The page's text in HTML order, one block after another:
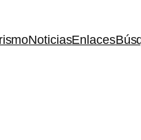
NoticiasEnlaces